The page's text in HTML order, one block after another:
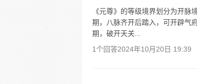
《元尊》的等级境界划分为开
期，八脉齐开后踏入，可开辟气
期，破开天关...
1个回答2024年10月20日 19:39